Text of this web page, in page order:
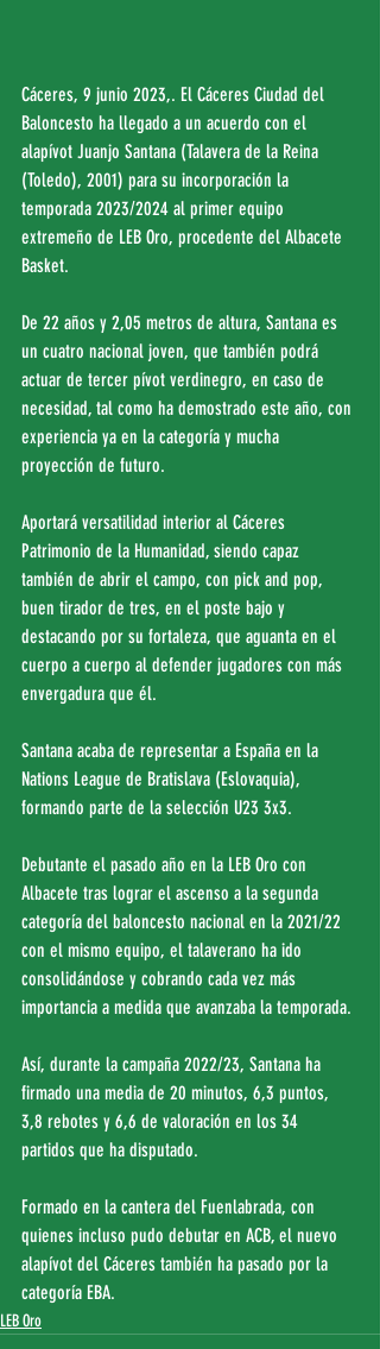
Cáceres, 9 junio 2023,. El Cáceres Ciudad del
Baloncesto ha llegado a un acuerdo con el
alapívot Juanjo Santana (Talavera de la Reina
(Toledo), 2001) para su incorporación la
temporada 2023/2024 al primer equipo
extremeño de LEB Oro, procedente del Albacete
Basket.
De 22 años y 2,05 metros de altura, Santana es
un cuatro nacional joven, que también podrá
actuar de tercer pívot verdinegro, en caso de
necesidad, tal como ha demostrado este año, con
experiencia ya en la categoría y mucha
proyección de futuro.
Aportará versatilidad interior al Cáceres
Patrimonio de la Humanidad, siendo capaz
también de abrir el campo, con pick and pop,
buen tirador de tres, en el poste bajo y
destacando por su fortaleza, que aguanta en el
cuerpo a cuerpo al defender jugadores con más
envergadura que él.
Santana acaba de representar a España en la
Nations League de Bratislava (Eslovaquia),
formando parte de la selección U23 3x3.
Debutante el pasado año en la LEB Oro con
Albacete tras lograr el ascenso a la segunda
categoría del baloncesto nacional en la 2021/22
con el mismo equipo, el talaverano ha ido
consolidándose y cobrando cada vez más
importancia a medida que avanzaba la temporada.
Así, durante la campaña 2022/23, Santana ha
firmado una media de 20 minutos, 6,3 puntos,
3,8 rebotes y 6,6 de valoración en los 34
partidos que ha disputado.
Formado en la cantera del Fuenlabrada, con
quienes incluso pudo debutar en ACB, el nuevo
alapívot del Cáceres también ha pasado por la
categoría EBA.
LEB Oro